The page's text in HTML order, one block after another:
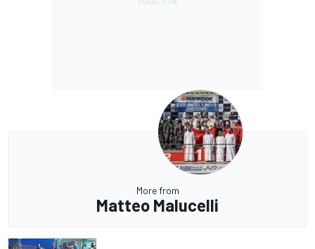
More from
Matteo Malucelli